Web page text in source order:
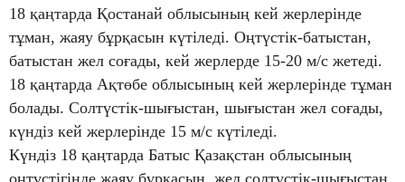
18 қаңтарда Қостанай облысының кей жерлерінде
тұман, жаяу бұрқасын күтіледі. Оңтүстік-батыстан,
батыстан жел соғады, кей жерлерде 15-20 м/с жетеді.
18 қаңтарда Ақтөбе облысының кей жерлерінде тұман
болады. Солтүстік-шығыстан, шығыстан жел соғады,
күндіз кей жерлерінде 15 м/с күтіледі.
Күндіз 18 қаңтарда Батыс Қазақстан облысының
оңтүстігінде жаяу бұрқасын, жел солтүстік-шығыстан